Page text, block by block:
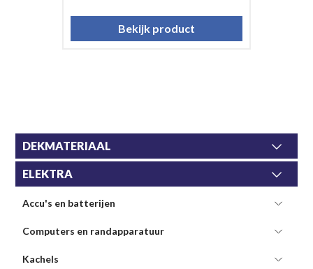
Bekijk product
DEKMATERIAAL
ELEKTRA
Accu's en batterijen
Computers en randapparatuur
Kachels